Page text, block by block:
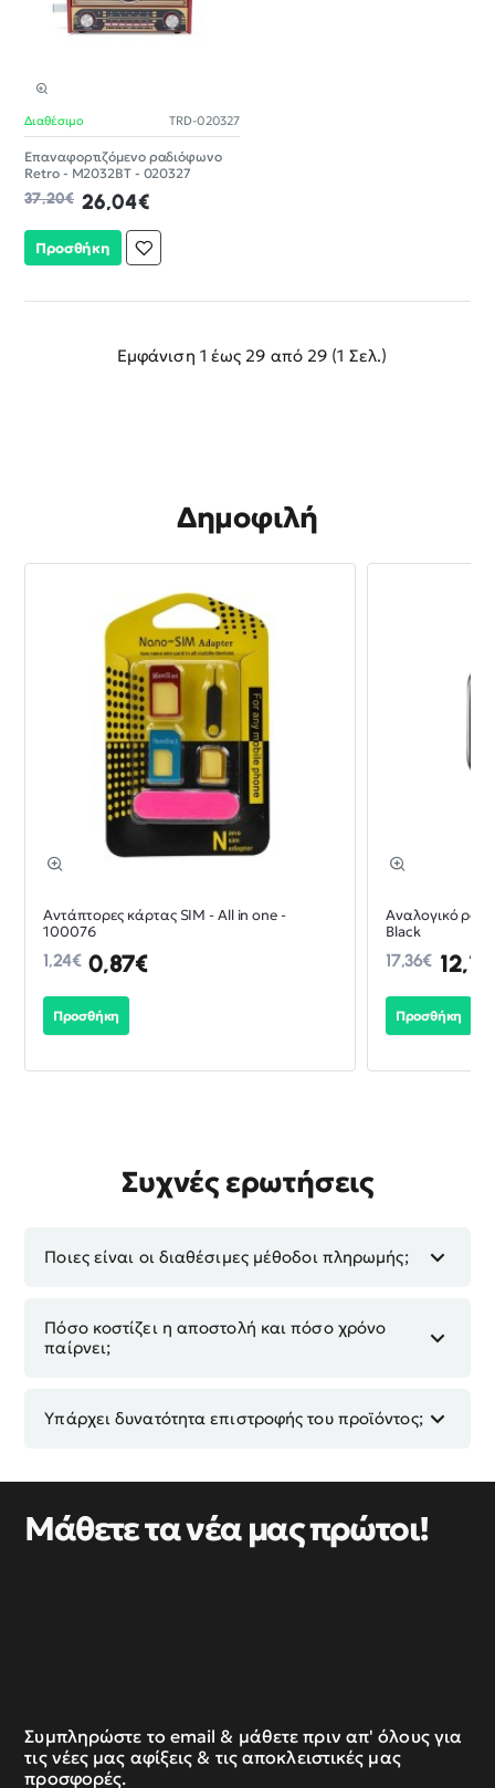
-30%
Διαθέσιμο TRD-020327
Επαναφορτιζόμενο ραδιόφωνο
Retro - M2032BT - 020327
26,04€
37,20€
Προσθήκη
Εμφάνιση 1 έως 29 από 29 (1 Σελ.)
Δημοφιλή
Αντάπτορες κάρτας SIM - All in one -
100076
0,87€
1,24€
Προσθήκη
Aναλογικό
Black
17,36€
Προσθήκη
Συχνές ερωτήσεις
Ποιες είναι οι διαθέσιμες μέθοδοι πληρωμής;
Πόσο κοστίζει η αποστολή και πόσο χρόνο
παίρνει;
Υπάρχει δυνατότητα επιστροφής του προϊόντος;
Μάθετε τα νέα μας πρώτοι!
Συμπληρώστε το email & μάθετε πριν απ' όλους για
τις νέες μας αφίξεις & τις αποκλειστικές μας
προσφορές.